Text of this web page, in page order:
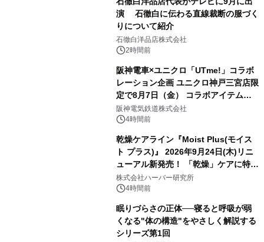
演 石徹白に伝わる直線裁断の服づく
りについて紹介
石徹白洋品店株式会社
2時間前
阪神電車×ユニクロ「UTme!」コラボ
レーション企画 ユニクロ神戸三宮店限
定で8月7日（金） コラボアイテムが
発売決定！
阪神電気鉄道株式会社
4時間前
乾燥ケアライン『Moist Plus(モイス
ト プラス)』 2026年9月24日(木)リニ
ューアル新発売！ 「乾燥」ケアに特化
し、ライン使いで潤いに満ちた肌へ
株式会社ハーバー研究所
4時間前
眠りづらさの正体──寝ると呼吸が弱
くなる"体の構造"をやさしく解説する
シリーズ第1回